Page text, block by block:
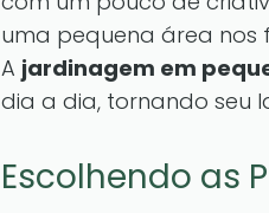
uma pequena área nos
A jardinagem em
dia a dia, tornando seu
Escolhendo as